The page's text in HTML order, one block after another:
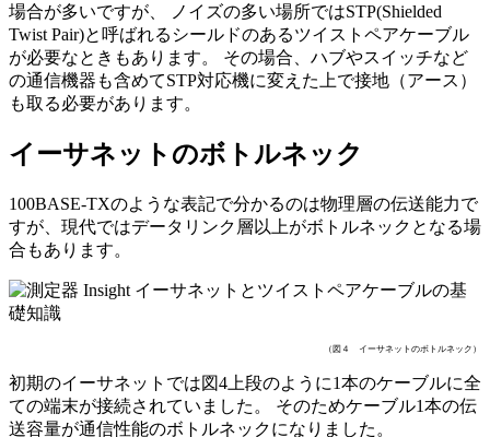
場合が多いですが、 ノイズの多い場所ではSTP(Shielded
Twist Pair)と呼ばれるシールドのあるツイストペアケーブル
が必要なときもあります。 その場合、ハブやスイッチなど
の通信機器も含めてSTP対応機に変えた上で接地（アース）
も取る必要があります。
イーサネットのボトルネック
100BASE-TXのような表記で分かるのは物理層の伝送能力で
すが、現代ではデータリンク層以上がボトルネックとなる場
合もあります。
（図４ イーサネットのボトルネック）
初期のイーサネットでは図4上段のように1本のケーブルに全
ての端末が接続されていました。 そのためケーブル1本の伝
送容量が通信性能のボトルネックになりました。